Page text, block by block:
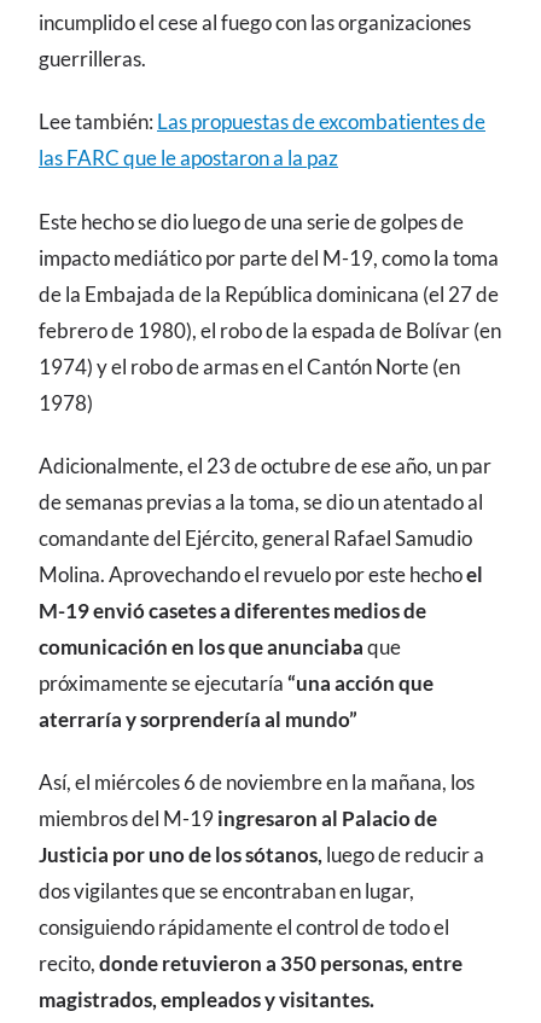
incumplido el cese al fuego con las organizaciones
guerrilleras.
Lee también: Las propuestas de excombatientes de
las FARC que le apostaron a la paz
Este hecho se dio luego de una serie de golpes de
impacto mediático por parte del M-19, como la toma
de la Embajada de la República dominicana (el 27 de
febrero de 1980), el robo de la espada de Bolívar (en
1974) y el robo de armas en el Cantón Norte (en
1978)
Adicionalmente, el 23 de octubre de ese año, un par
de semanas previas a la toma, se dio un atentado al
comandante del Ejército, general Rafael Samudio
Molina. Aprovechando el revuelo por este hechoel
M-19 envió casetes a diferentes medios de
comunicación en los que anunciabaque
próximamente se ejecutaría“una acción que
aterraría y sorprendería al mundo”
Así, el miércoles 6 de noviembre en la mañana, los
miembros del M-19ingresaron al Palacio de
Justicia por uno de los sótanos,luego de reducir a
dos vigilantes que se encontraban en lugar,
consiguiendo rápidamente el control de todo el
recito,donde retuvieron a 350 personas, entre
magistrados, empleados y visitantes.